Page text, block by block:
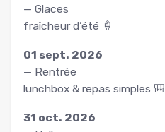
— Glaces
fraîcheur d’été 🍦
01 sept. 2026
— Rentrée
lunchbox & repas simples 🎒
31 oct. 2026